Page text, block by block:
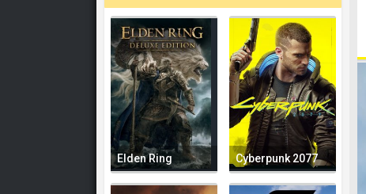
Elden Ring Cyberpunk 2077